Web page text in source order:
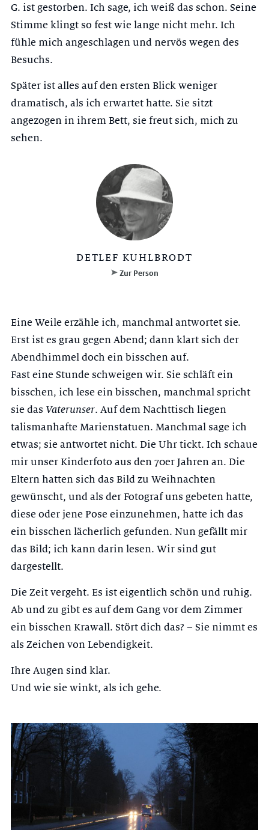
G. ist gestorben. Ich sage, ich weiß das schon. Seine
Stimme klingt so fest wie lange nicht mehr. Ich
fühle mich angeschlagen und nervös wegen des
Besuchs.
Später ist alles auf den ersten Blick weniger
dramatisch, als ich erwartet hatte. Sie sitzt
angezogen in ihrem Bett, sie freut sich, mich zu
sehen.
DETLEF KUHLBRODT
Zur Person
Eine Weile erzähle ich, manchmal antwortet sie.
Erst ist es grau gegen Abend; dann klart sich der
Abendhimmel doch ein bisschen auf.
Fast eine Stunde schweigen wir. Sie schläft ein
bisschen, ich lese ein bisschen, manchmal spricht
sie das Vaterunser. Auf dem Nachttisch liegen
talismanhafte Marienstatuen. Manchmal sage ich
etwas; sie antwortet nicht. Die Uhr tickt. Ich schaue
mir unser Kinderfoto aus den 70er Jahren an. Die
Eltern hatten sich das Bild zu Weihnachten
gewünscht, und als der Fotograf uns gebeten hatte,
diese oder jene Pose einzunehmen, hatte ich das
ein bisschen lächerlich gefunden. Nun gefällt mir
das Bild; ich kann darin lesen. Wir sind gut
dargestellt.
Die Zeit vergeht. Es ist eigentlich schön und ruhig.
Ab und zu gibt es auf dem Gang vor dem Zimmer
ein bisschen Krawall. Stört dich das? – Sie nimmt es
als Zeichen von Lebendigkeit.
Ihre Augen sind klar.
Und wie sie winkt, als ich gehe.